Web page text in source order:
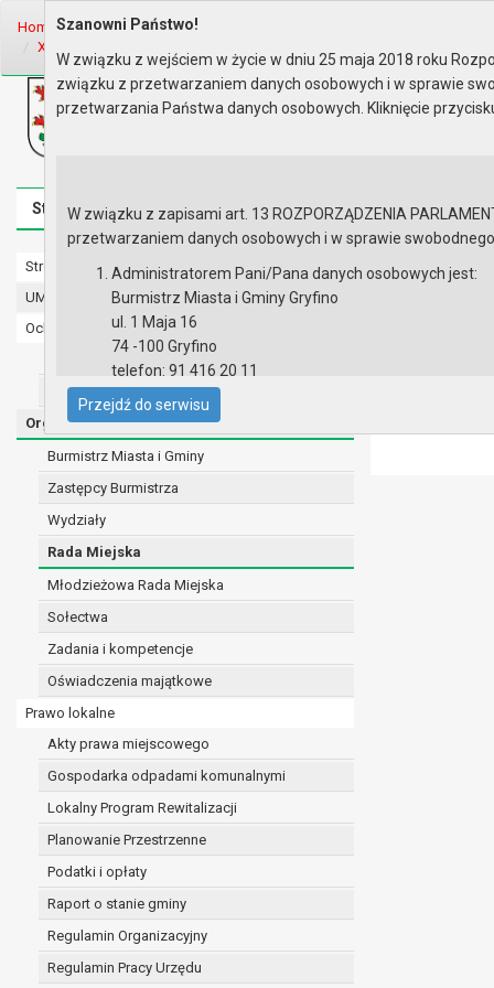
Home Organy Rada Miejska
XLVII sesja Rady - 14.07.2014
Biuletyn Informacji Publicznej
Urząd Miasta i Gminy w Gryfinie
Strona główna Mapa serwisu Aktualności
Strona główna
UMiG - telefony wewnętrzne
Ochrona danych osobowych
Urząd Miasta i Gminy w Gryfinie
Straż Miejska
Organy
Burmistrz Miasta i Gminy
Zastępcy Burmistrza
Wydziały
Rada Miejska
Młodzieżowa Rada Miejska
Sołectwa
Zadania i kompetencje
Oświadczenia majątkowe
Prawo lokalne
Akty prawa miejscowego
Gospodarka odpadami komunalnymi
Lokalny Program Rewitalizacji
Planowanie Przestrzenne
Podatki i opłaty
Raport o stanie gminy
Regulamin Organizacyjny
Regulamin Pracy Urzędu
Protokół z
Szanowni Państwo!
W związku z wejściem w życie w dniu 25 maja 2018 roku
związku z przetwarzaniem danych osobowych i w sprawie
przetwarzania Państwa danych osobowych. Kliknięcie
W związku z zapisami art. 13 ROZPORZĄDZENIA
przetwarzaniem danych osobowych i w sprawie
Administratorem Pani/Pana danych osobowych jest:
Burmistrz Miasta i Gminy Gryfino
ul. 1 Maja 16
74 -100 Gryfino
telefon: 91 416 20 11
e-mail:
burmistrz@gryfino.pl
Dane kontaktowe Inspektora Ochrony Danych:
telefon: 91 416 20 11
e-mail:iod@gryfino.pl
Pani/Pana dane osobowe przetwarzane są zgodnie z
realizacji zadań wynikających z przepisów
szeregu ustaw kompetencyjnych
zawarcia i realizacji umów;
ochrony żywotnych interesów osoby, której
w pozostałych przypadkach dane osobowe
W związku z przetwarzaniem danych w celu
osobowych. Odbiorcami mogą być:
Pani/Pana dane osobowe będą przetwarzane przez
przepisy prawa powszechnie obowiązującego.
W przypadku, gdy dane osobowe przetwarzane są na
W przypadku, gdy dane osobowe przetwarzane są w
czasie w zakresie wymaganym przez przepisy prawa
rozliczeniu umowy, do czasu wycofania tej zgody.
Ponadto w przypadku umów o dofinansowanie dane
beneficjentem a określoną instytucją, trwałości
W związku z przetwarzaniem przez administratora
prawo dostępu do treści danych oraz
Przejdź do serwisu